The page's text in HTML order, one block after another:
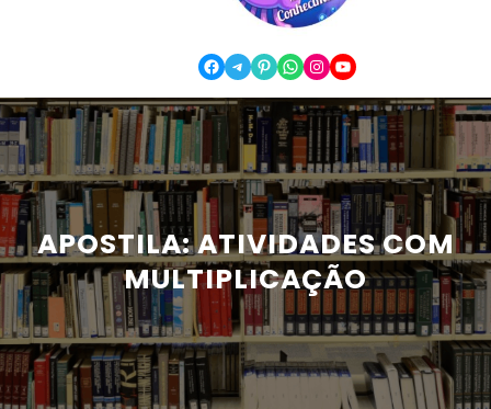
Facebook Telegram Pinterest WhatsApp Instagram YouTube
APOSTILA: ATIVIDADES COM
MULTIPLICAÇÃO